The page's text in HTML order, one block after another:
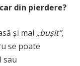
din pierdere?
și mai „buşit”,
se poate
sau